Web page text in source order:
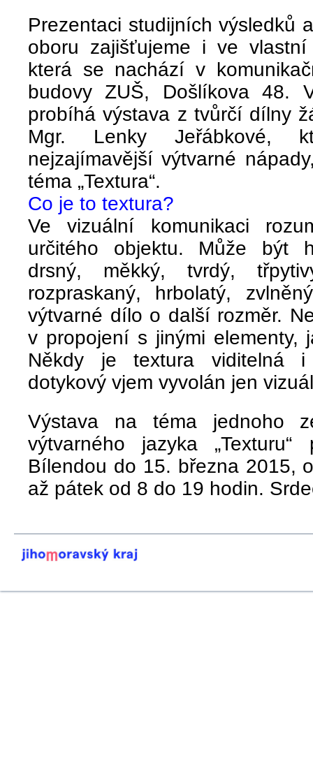
Prezentaci studijních výsledků
oboru zajišťujeme i ve
která se nachází v
budovy ZUŠ, Došlíkova 48.
probíhá výstava z tvůrčí dílny
Mgr. Lenky Jeřábkové,
nejzajímavější výtvarné
téma „Textura“.
Co je to textura?
Ve vizuální komunikaci
určitého objektu. Může být
drsný, měkký, tvrdý,
rozpraskaný, hrbolatý,
výtvarné dílo o další rozměr.
v propojení s jinými elementy,
Někdy je textura viditelná
dotykový vjem vyvolán jen
Výstava na téma jednoho
výtvarného jazyka „Texturu“
Bílendou do 15. března 2015,
až pátek od 8 do 19 hodin.